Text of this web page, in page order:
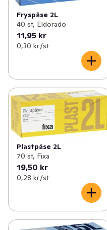
Fryspåse 2L
40 st, Eldorado
11,95 kr
0,30 kr /st
Plastpåse 2L
70 st, Fixa
19,50 kr
0,28 kr /st